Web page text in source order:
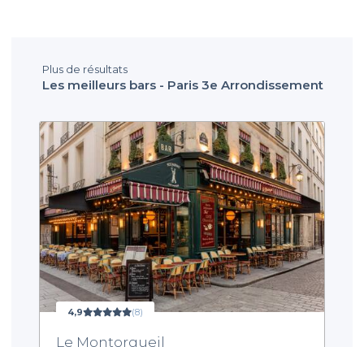
Plus de résultats
Les meilleurs bars - Paris 3e Arrondissement
4,9 (8)
Le Montorgueil